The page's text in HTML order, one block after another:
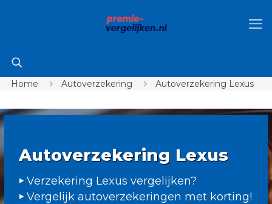
Home Autoverzekering Autoverzekering Lexus
Autoverzekering Lexus
Verzekering Lexus vergelijken?
Vergelijk autoverzekeringen met korting!